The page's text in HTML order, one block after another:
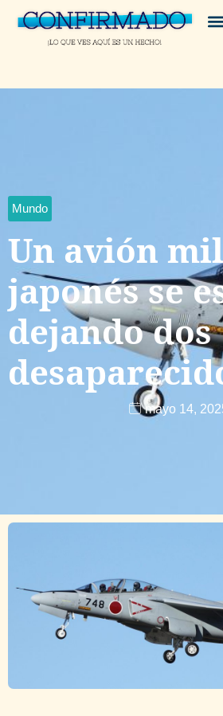
Mundo
Un avión
japonés se
dejando dos
mayo 14,